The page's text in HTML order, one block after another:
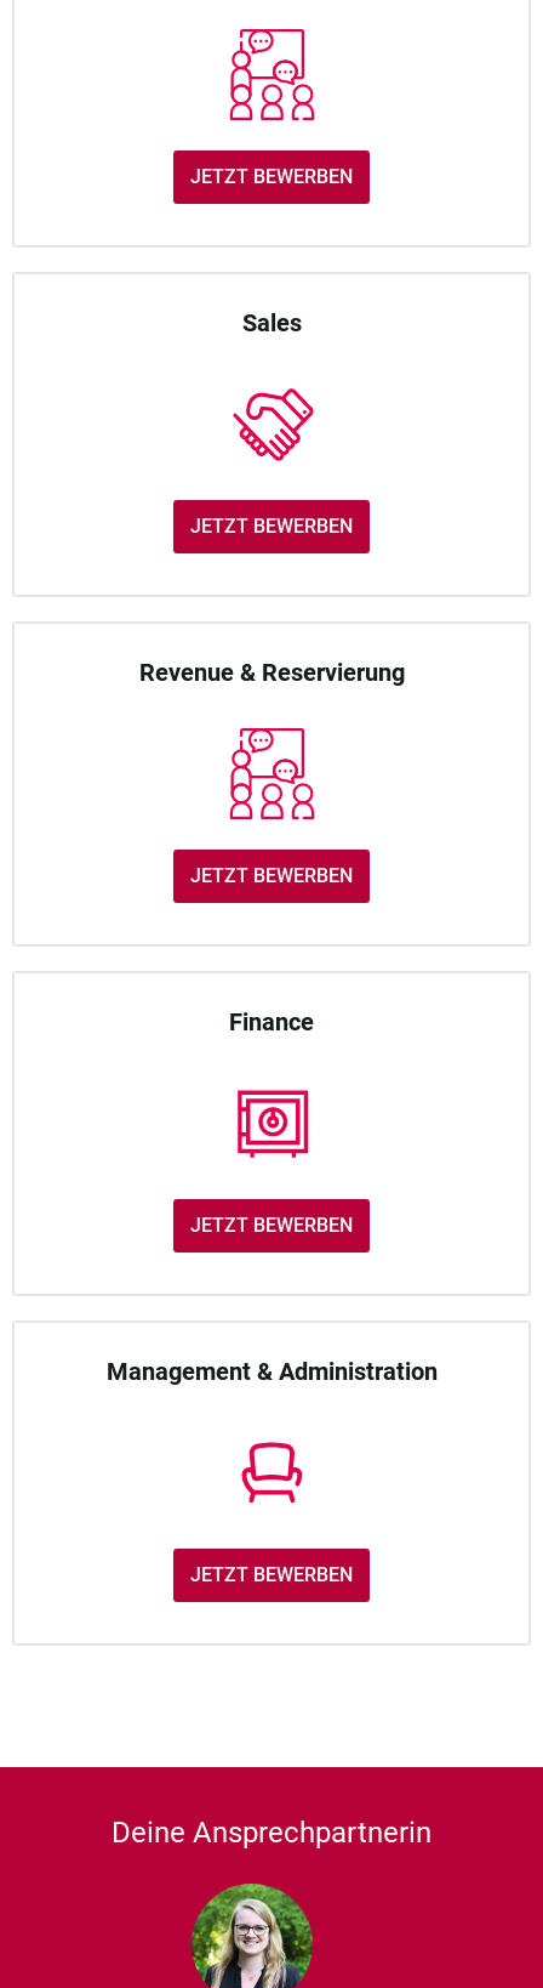
JETZT BEWERBEN
Sales
JETZT BEWERBEN
Revenue & Reservierung
JETZT BEWERBEN
Finance
JETZT BEWERBEN
Management & Administration
JETZT BEWERBEN
Deine Ansprechpartnerin